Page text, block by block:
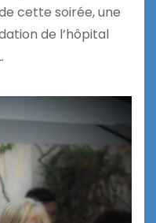
cette soirée, une
de l’hôpital